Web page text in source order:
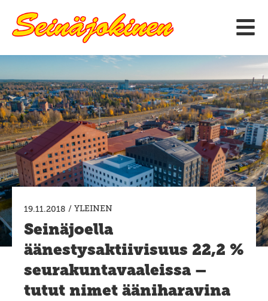
sisältöön
19.11.2018 / YLEINEN
Seinäjoella
äänestysaktiivisuus 22,2 %
seurakuntavaaleissa –
tutut nimet ääniharavina